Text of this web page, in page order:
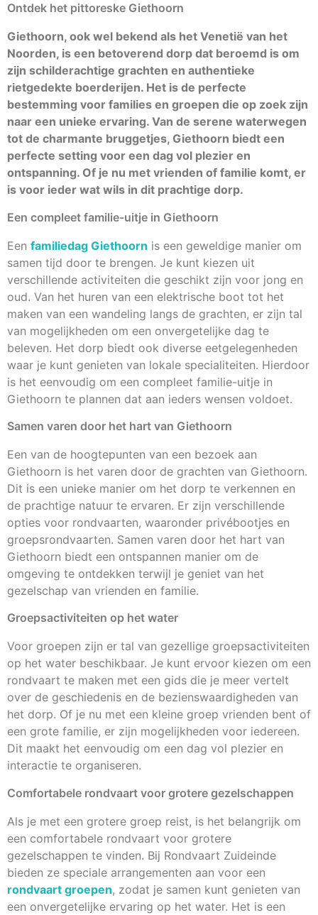
Ontdek het pittoreske Giethoorn
Giethoorn, ook wel bekend als het Venetië van het
Noorden, is een betoverend dorp dat beroemd is om
zijn schilderachtige grachten en authentieke
rietgedekte boerderijen. Het is de perfecte
bestemming voor families en groepen die op zoek zijn
naar een unieke ervaring. Van de serene waterwegen
tot de charmante bruggetjes, Giethoorn biedt een
perfecte setting voor een dag vol plezier en
ontspanning. Of je nu met vrienden of familie komt, er
is voor ieder wat wils in dit prachtige dorp.
Een compleet familie-uitje in Giethoorn
Een familiedag Giethoorn is een geweldige manier om
samen tijd door te brengen. Je kunt kiezen uit
verschillende activiteiten die geschikt zijn voor jong en
oud. Van het huren van een elektrische boot tot het
maken van een wandeling langs de grachten, er zijn tal
van mogelijkheden om een onvergetelijke dag te
beleven. Het dorp biedt ook diverse eetgelegenheden
waar je kunt genieten van lokale specialiteiten. Hierdoor
is het eenvoudig om een compleet familie-uitje in
Giethoorn te plannen dat aan ieders wensen voldoet.
Samen varen door het hart van Giethoorn
Een van de hoogtepunten van een bezoek aan
Giethoorn is het varen door de grachten van Giethoorn.
Dit is een unieke manier om het dorp te verkennen en
de prachtige natuur te ervaren. Er zijn verschillende
opties voor rondvaarten, waaronder privébootjes en
groepsrondvaarten. Samen varen door het hart van
Giethoorn biedt een ontspannen manier om de
omgeving te ontdekken terwijl je geniet van het
gezelschap van vrienden en familie.
Groepsactiviteiten op het water
Voor groepen zijn er tal van gezellige groepsactiviteiten
op het water beschikbaar. Je kunt ervoor kiezen om een
rondvaart te maken met een gids die je meer vertelt
over de geschiedenis en de bezienswaardigheden van
het dorp. Of je nu met een kleine groep vrienden bent of
een grote familie, er zijn mogelijkheden voor iedereen.
Dit maakt het eenvoudig om een dag vol plezier en
interactie te organiseren.
Comfortabele rondvaart voor grotere gezelschappen
Als je met een grotere groep reist, is het belangrijk om
een comfortabele rondvaart voor grotere
gezelschappen te vinden. Bij Rondvaart Zuideinde
bieden ze speciale arrangementen aan voor een
rondvaart groepen, zodat je samen kunt genieten van
een onvergetelijke ervaring op het water. Het is een